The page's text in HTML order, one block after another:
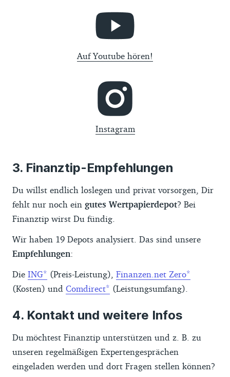
Auf Youtube hören!
Instagram
Finanztip-Empfehlungen
Du willst endlich loslegen und privat vorsorgen, Dir
fehlt nur noch ein gutes Wertpapierdepot? Bei
Finanztip wirst Du fündig.
Wir haben 19 Depots analysiert. Das sind unsere
Empfehlungen:
Die ING (Preis-Leistung), Finanzen.net Zero
(Kosten) und Comdirect (Leistungsumfang).
Kontakt und weitere Infos
Du möchtest Finanztip unterstützen und z. B. zu
unseren regelmäßigen Expertengesprächen
eingeladen werden und dort Fragen stellen können?